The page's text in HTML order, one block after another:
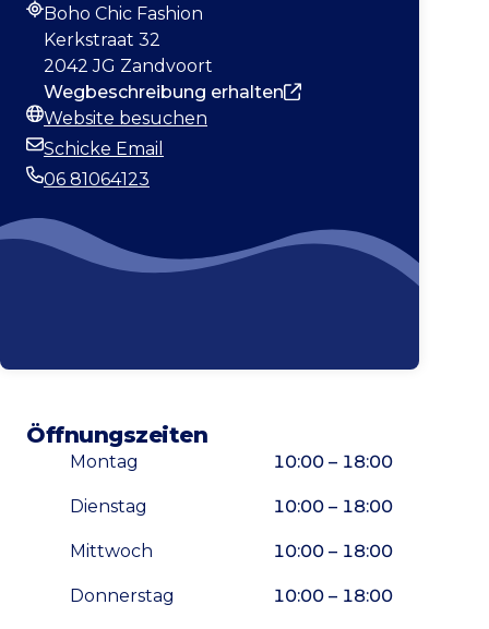
Adresse
Boho Chic Fashion
Kerkstraat 32
2042 JG Zandvoort
Wegbeschreibung erhalten
Webseite
Website besuchen
E-Mail-Adresse
Schicke Email
06 81064123
Öffnungszeiten
Montag 10:00 – 18:00
Dienstag 10:00 – 18:00
Mittwoch 10:00 – 18:00
Donnerstag 10:00 – 18:00